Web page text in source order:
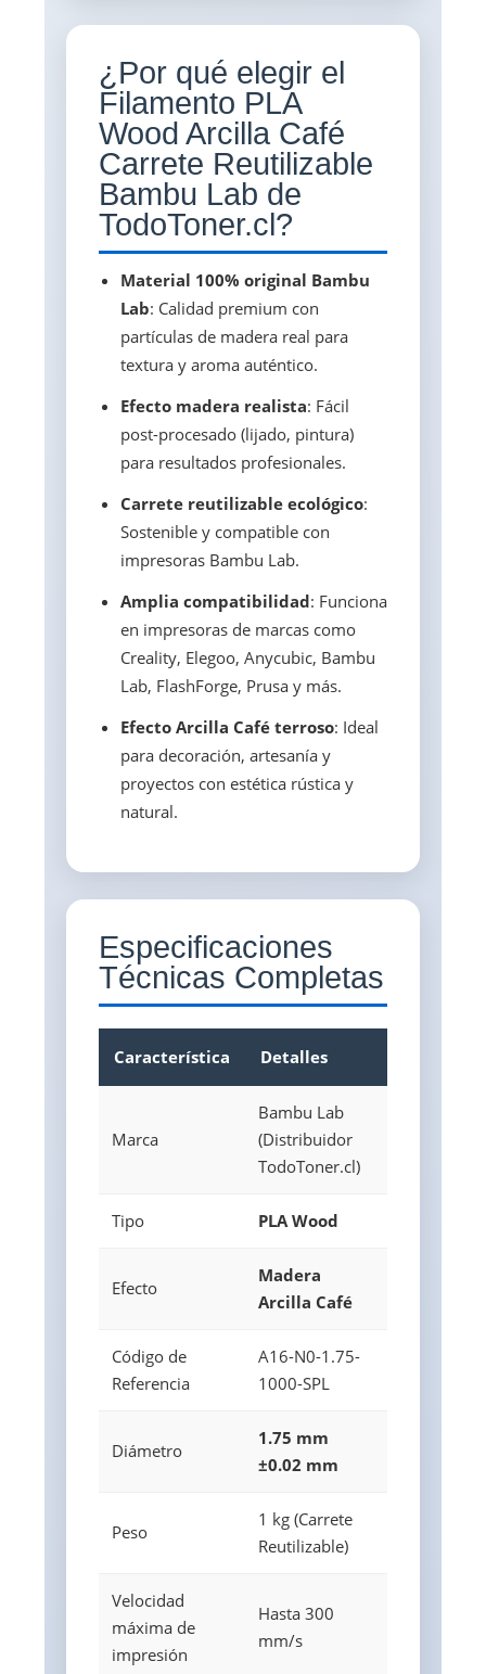
¿Por qué elegir el
Filamento PLA
Wood Arcilla Café
Carrete Reutilizable
Bambu Lab de
TodoToner.cl?
Material 100% original Bambu
Lab: Calidad premium con
partículas de madera real para
textura y aroma auténtico.
Efecto madera realista: Fácil
post-procesado (lijado, pintura)
para resultados profesionales.
Carrete reutilizable ecológico:
Sostenible y compatible con
impresoras Bambu Lab.
Amplia compatibilidad: Funciona
en impresoras de marcas como
Creality, Elegoo, Anycubic, Bambu
Lab, FlashForge, Prusa y más.
Efecto Arcilla Café terroso: Ideal
para decoración, artesanía y
proyectos con estética rústica y
natural.
Especificaciones
Técnicas Completas
Característica Detalles
Marca
Bambu Lab
(Distribuidor
TodoToner.cl)
Tipo PLA Wood
Efecto
Madera
Arcilla Café
Código de
Referencia
A16-N0-1.75-
1000-SPL
Diámetro
1.75 mm
±0.02 mm
Peso
1 kg (Carrete
Reutilizable)
Velocidad
máxima de
impresión
Hasta 300
mm/s